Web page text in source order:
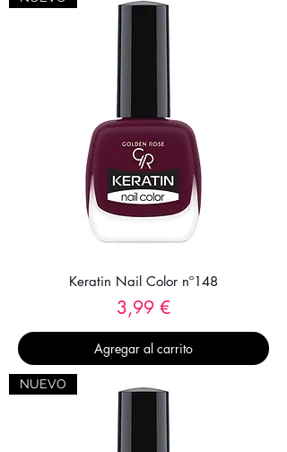
Keratin Nail Color nº148
Precio
3,99 €
Agregar al carrito
NUEVO